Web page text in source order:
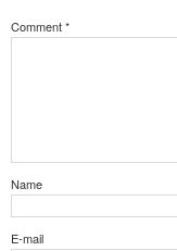
Comment*
Name
E-mail